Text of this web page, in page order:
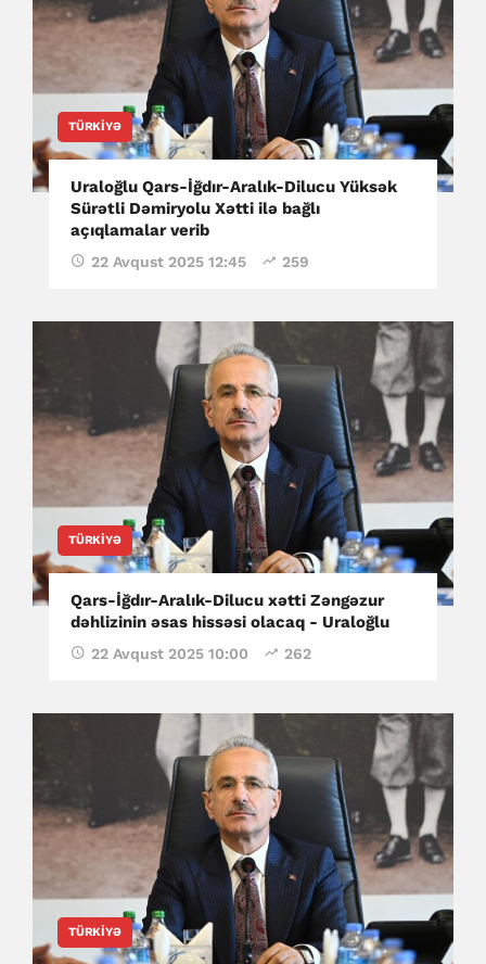
TÜRKIYƏ
Uraloğlu Qars-İğdır-Aralık-Dilucu Yüksək
Sürətli Dəmiryolu Xətti ilə bağlı
açıqlamalar verib
22 Avqust 2025 12:45 259
TÜRKIYƏ
Qars-İğdır-Aralık-Dilucu xətti Zəngəzur
dəhlizinin əsas hissəsi olacaq - Uraloğlu
22 Avqust 2025 10:00 262
TÜRKIYƏ